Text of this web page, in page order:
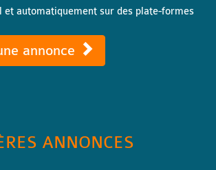
et automatiquement sur des plate-formes
annonce
ANNONCES